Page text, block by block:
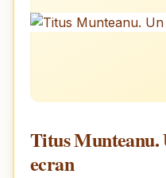
Titus
ecran